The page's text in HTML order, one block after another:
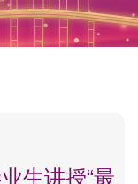
生讲授“最